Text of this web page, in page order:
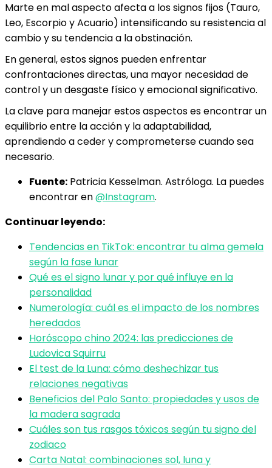
Marte en mal aspecto afecta a los signos fijos (Tauro,
Leo, Escorpio y Acuario) intensificando su resistencia al
cambio y su tendencia a la obstinación.
En general, estos signos pueden enfrentar
confrontaciones directas, una mayor necesidad de
control y un desgaste físico y emocional significativo.
La clave para manejar estos aspectos es encontrar un
equilibrio entre la acción y la adaptabilidad,
aprendiendo a ceder y comprometerse cuando sea
necesario.
Fuente: Patricia Kesselman. Astróloga. La puedes
encontrar en@Instagram.
Continuar leyendo:
Tendencias en TikTok: encontrar tu alma gemela
según la fase lunar
Qué es el signo lunar y por qué influye en la
personalidad
Numerología: cuál es el impacto de los nombres
heredados
Horóscopo chino 2024: las predicciones de
Ludovica Squirru
El test de la Luna: cómo deshechizar tus
relaciones negativas
Beneficios del Palo Santo: propiedades y usos de
la madera sagrada
Cuáles son tus rasgos tóxicos según tu signo del
zodiaco
Carta Natal: combinaciones sol, luna y